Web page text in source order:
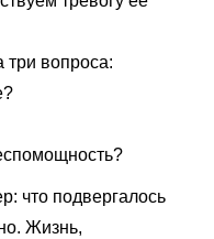
три вопроса:
что подвергалось
Жизнь,